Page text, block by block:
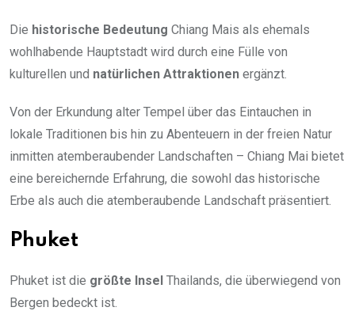
Die historische Bedeutung Chiang Mais als ehemals
wohlhabende Hauptstadt wird durch eine Fülle von
kulturellen und natürlichen Attraktionen ergänzt.
Von der Erkundung alter Tempel über das Eintauchen in
lokale Traditionen bis hin zu Abenteuern in der freien Natur
inmitten atemberaubender Landschaften – Chiang Mai bietet
eine bereichernde Erfahrung, die sowohl das historische
Erbe als auch die atemberaubende Landschaft präsentiert.
Phuket
Phuket ist die größte Insel Thailands, die überwiegend von
Bergen bedeckt ist.